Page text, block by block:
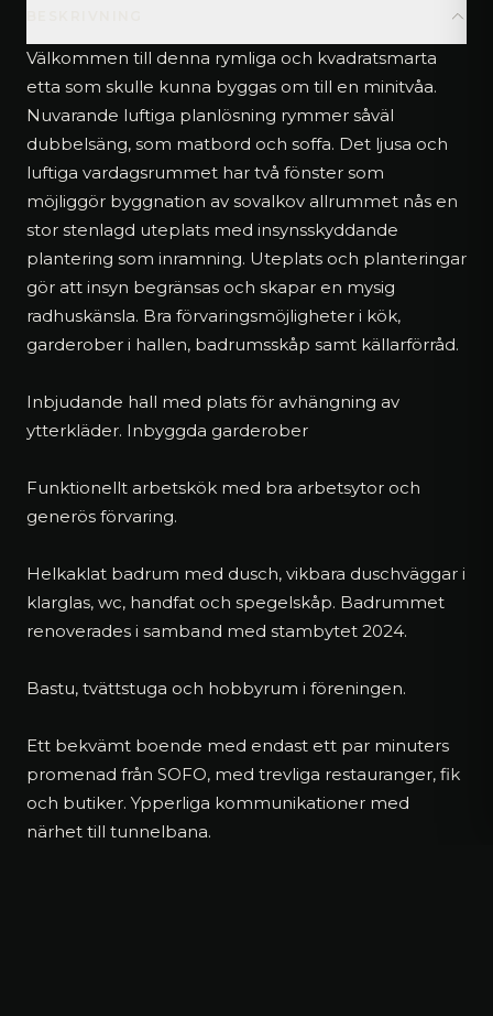
Välkommen till denna rymliga och kvadratsmarta
etta som skulle kunna byggas om till en minitvåa.
Nuvarande luftiga planlösning rymmer såväl
dubbelsäng, som matbord och soffa. Det ljusa och
luftiga vardagsrummet har två fönster som
möjliggör byggnation av sovalkov allrummet nås en
stor stenlagd uteplats med insynsskyddande
plantering som inramning. Uteplats och planteringar
gör att insyn begränsas och skapar en mysig
radhuskänsla. Bra förvaringsmöjligheter i kök,
garderober i hallen, badrumsskåp samt källarförråd.
Inbjudande hall med plats för avhängning av
ytterkläder. Inbyggda garderober
Funktionellt arbetskök med bra arbetsytor och
generös förvaring.
Helkaklat badrum med dusch, vikbara duschväggar i
klarglas, wc, handfat och spegelskåp. Badrummet
renoverades i samband med stambytet 2024.
Bastu, tvättstuga och hobbyrum i föreningen.
Ett bekvämt boende med endast ett par minuters
promenad från SOFO, med trevliga restauranger, fik
och butiker. Ypperliga kommunikationer med
närhet till tunnelbana.